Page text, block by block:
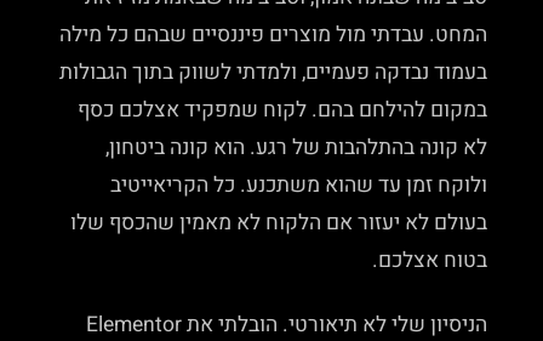
המחט. עבדתי מול מוצרים פיננסיים שבהם כל מילה
בעמוד נבדקה פעמיים, ולמדתי לשווק בתוך הגבולות
במקום להילחם בהם. לקוח שמפקיד אצלכם כסף
לא קונה בהתלהבות של רגע. הוא קונה ביטחון,
ולוקח זמן עד שהוא משתכנע. כל הקריאייטיב
בעולם לא יעזור אם הלקוח לא מאמין שהכסף שלו
בטוח אצלכם.
הניסיון שלי לא תיאורטי. הובלתי את Elementor